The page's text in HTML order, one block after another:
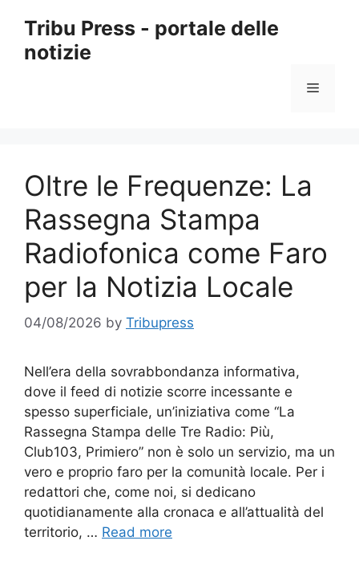
content
Tribu Press - portale delle
notizie
Menu
Oltre le Frequenze: La
Rassegna Stampa
Radiofonica come Faro
per la Notizia Locale
04/08/2026 by Tribupress
Nell’era della sovrabbondanza informativa,
dove il feed di notizie scorre incessante e
spesso superficiale, un’iniziativa come “La
Rassegna Stampa delle Tre Radio: Più,
Club103, Primiero” non è solo un servizio, ma un
vero e proprio faro per la comunità locale. Per i
redattori che, come noi, si dedicano
quotidianamente alla cronaca e all’attualità del
territorio, … Read more